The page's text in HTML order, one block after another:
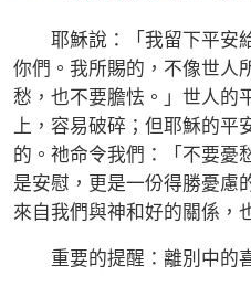
耶穌說：「我留下平安
你們。我所賜的，不像世人
愁，也不要膽怯。」世人的
上，容易破碎；但耶穌的平
的。祂命令我們：「不要憂
是安慰，更是一份得勝憂慮
來自我們與神和好的關係，
重要的提醒：離別中的喜